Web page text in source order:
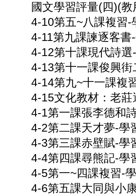
國文學習評量(四)(教
4-10第五~八課複習-
4-11第九課諫逐客
4-12第十課現代詩
4-13第十一課俊興
4-14第九~十一課複
4-15文化教材：老
4-1第一課張李德和
4-2第二課天才夢-學
4-3第三課赤壁賦-學
4-4第四課尋熊記-學
4-5第一~四課複習-
4-6第五課大同與小